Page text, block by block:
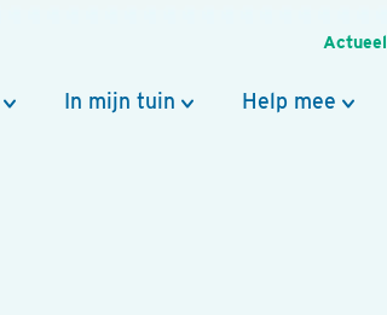
Actueel
In mijn tuin Help mee